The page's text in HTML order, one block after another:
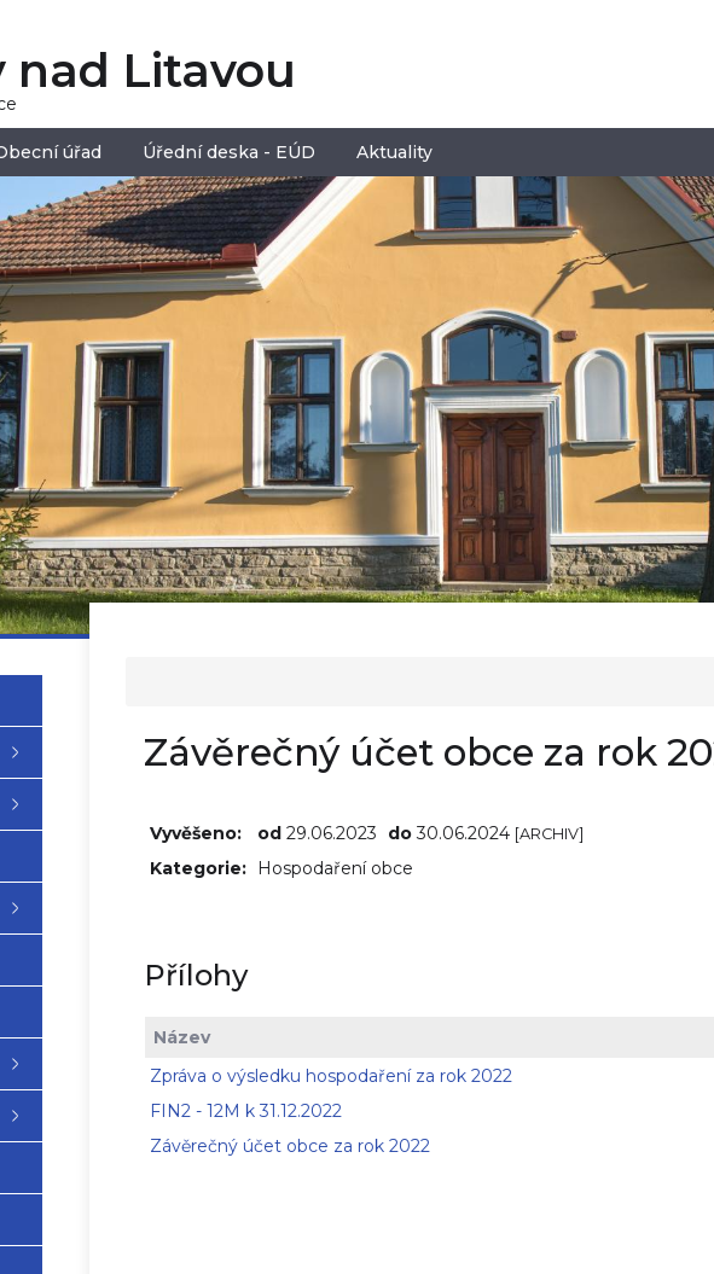
nad Litavou
úřad Úřední deska - EÚD Aktuality
Závěrečný účet obce za rok
Vyvěšeno: od 29.06.2023 do30.06.2024 [ARCHIV]
Kategorie: Hospodaření obce
Přílohy
Název
Zpráva o výsledku hospodaření za rok 2022
FIN2 - 12M k 31.12.2022
Závěrečný účet obce za rok 2022